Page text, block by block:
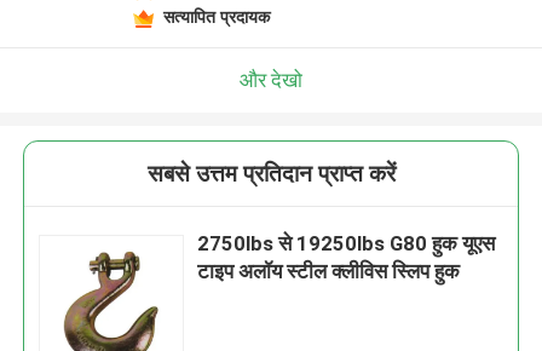
सत्यापित प्रदायक
और देखो
सबसे उत्तम प्रतिदान प्राप्त करें
2750lbs से 19250lbs G80 हुक यूएस
टाइप अलॉय स्टील क्लीविस स्लिप हुक